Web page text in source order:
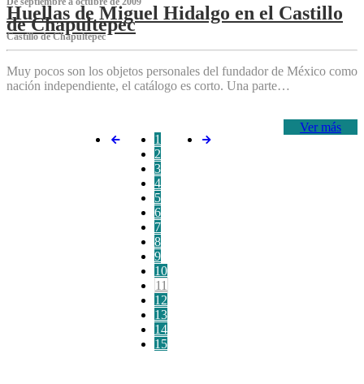
Huellas de Miguel Hidalgo en el Castillo
de Chapultepec
Castillo de Chapultepec
Muy pocos son los objetos personales del fundador de México como
nación independiente, el catálogo es corto. Una parte…
Ver más
1
2
3
4
5
6
7
8
9
10
11
12
13
14
15